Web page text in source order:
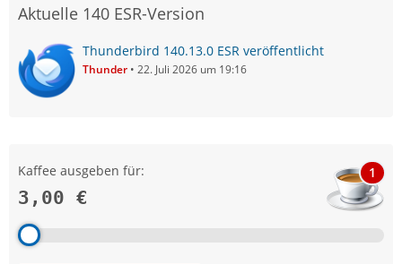
Aktuelle 140 ESR-Version
Thunderbird 140.13.0 ESR veröffentlicht
Thunder 22. Juli 2026 um 19:16
Kaffee ausgeben für:
3,00 €
1